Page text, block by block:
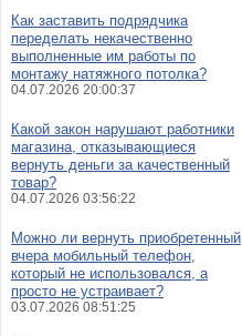
Как заставить подрядчика
переделать некачественно
выполненные им работы по
монтажу натяжного потолка?
04.07.2026 20:00:37
Какой закон нарушают работники
магазина, отказывающиеся
вернуть деньги за качественный
товар?
04.07.2026 03:56:22
Можно ли вернуть приобретенный
вчера мобильный телефон,
который не использовался, а
просто не устраивает?
03.07.2026 08:51:25